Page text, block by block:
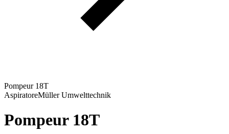
Pompeur 18T
AspiratoreMüller Umwelttechnik
Pompeur 18T